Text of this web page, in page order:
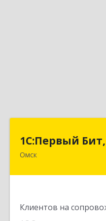
1С:Первый
Омск
Клиентов на
644099, Омская обл,